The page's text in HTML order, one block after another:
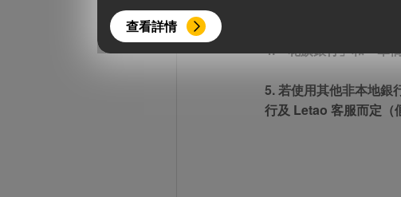
查看詳情
3. 「轉數快」(FPS)
4.「花旗銀行」和「華
5. 若使用其他非本地銀
行及 Letao 客服而定（